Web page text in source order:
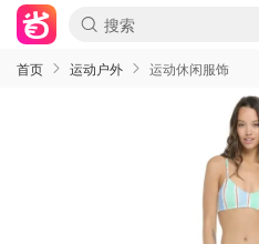
首页 运动户外 运动休闲服饰